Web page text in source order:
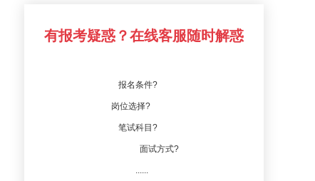
有报考疑惑？在线客服随时解惑
报名条件?
岗位选择?
笔试科目?
面试方式?
......